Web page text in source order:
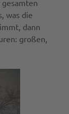
was die
dann
großen,